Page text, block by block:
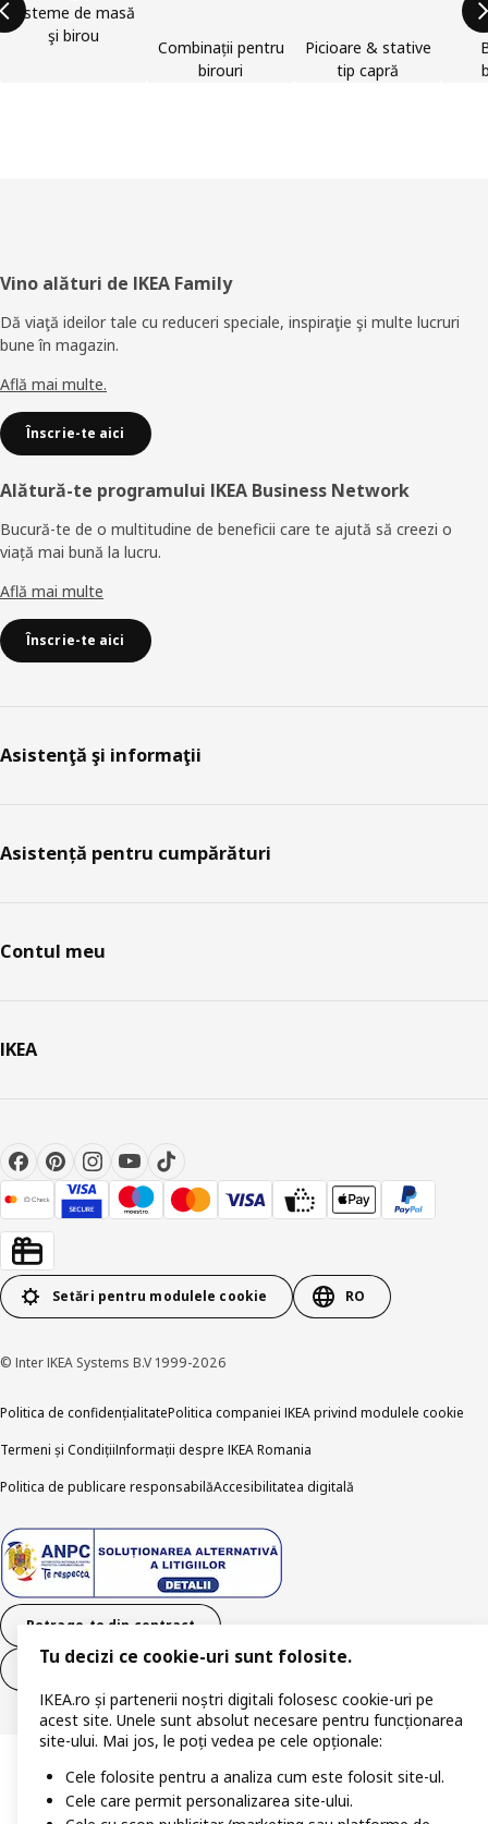
Sisteme de masă
şi birou
Combinații pentru
birouri
Picioare & stative
tip capră
Subsol
Vino alături de IKEA Family
Dă viaţă ideilor tale cu reduceri speciale, inspiraţie şi multe lucruri
bune în magazin.
Află mai multe.
Înscrie-te aici
Alătură-te programului IKEA Business Network
Bucură-te de o multitudine de beneficii care te ajută să creezi o
viață mai bună la lucru.
Află mai multe
Înscrie-te aici
Asistenţă şi informaţii
Asistență pentru cumpărături
Contul meu
IKEA
Setări pentru modulele cookie RO
© Inter IKEA Systems B.V 1999-2026
Politica de confidențialitatePolitica companiei IKEA privind modulele cookie
Termeni și CondițiiInformații despre IKEA Romania
Politica de publicare responsabilăAccesibilitatea digitală
Retrage-te din contract
Retrage-te din contract (servicii)
Tu decizi ce cookie-uri sunt folosite.
IKEA.ro și partenerii noștri digitali folosesc cookie-uri pe
acest site. Unele sunt absolut necesare pentru funcționarea
site-ului. Mai jos, le poți vedea pe cele opționale:
Cele folosite pentru a analiza cum este folosit site-ul.
Cele care permit personalizarea site-ului.